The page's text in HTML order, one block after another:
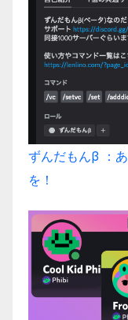
ずんだもんβ ：
を！